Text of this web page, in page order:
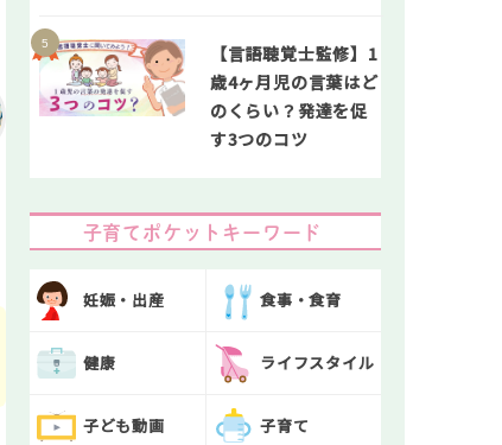
【言語聴覚士監修】1
歳4ヶ月児の言葉はど
のくらい？発達を促
す3つのコツ
子育てポケットキーワード
妊娠・出産 食事・食育
健康 ライフスタイル
子ども動画 子育て